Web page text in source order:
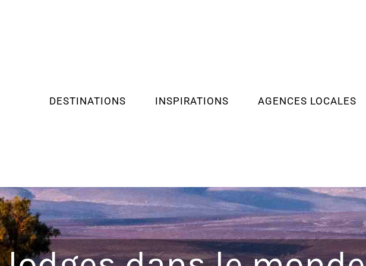
DESTINATIONS INSPIRATIONS AGENCES LOCALES